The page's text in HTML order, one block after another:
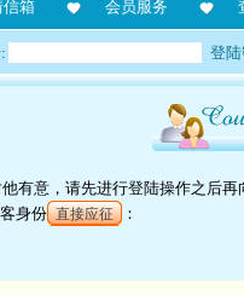
信箱 会员服务
登
有意，请先进行登陆操作之后
身份 直接应征 ：